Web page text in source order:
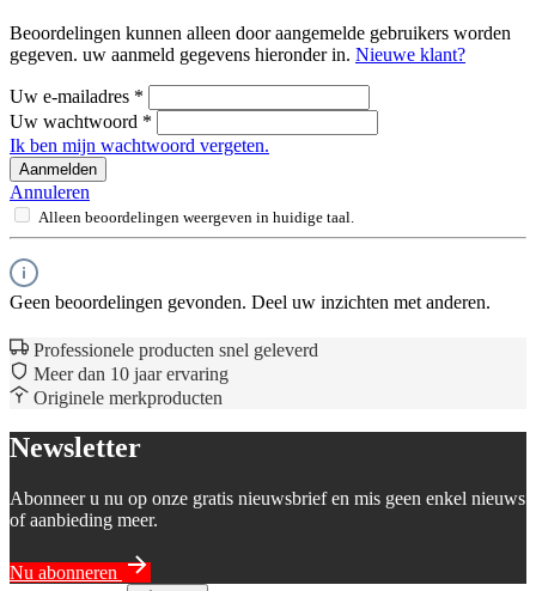
Beoordelingen kunnen alleen door aangemelde gebruikers worden
gegeven. uw aanmeld gegevens hieronder in. Nieuwe klant?
Uw e-mailadres *
Uw wachtwoord *
Ik ben mijn wachtwoord vergeten.
Aanmelden
Annuleren
Alleen beoordelingen weergeven in huidige taal.
Geen beoordelingen gevonden. Deel uw inzichten met anderen.
Professionele producten snel geleverd
Meer dan 10 jaar ervaring
Originele merkproducten
Newsletter
Abonneer u nu op onze gratis nieuwsbrief en mis geen enkel nieuws
of aanbieding meer.
Nu abonneren